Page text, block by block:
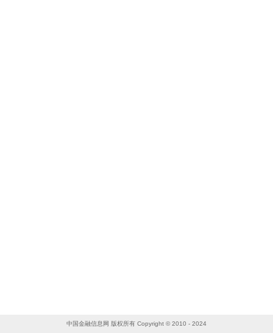
中国金融信息网 版权所有 Copyright © 2010 - 2024